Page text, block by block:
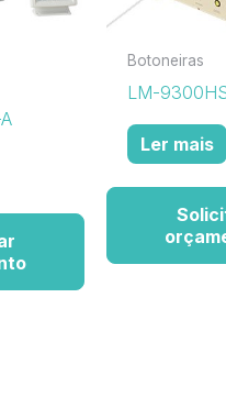
Botoneiras
LM-
Ler mais